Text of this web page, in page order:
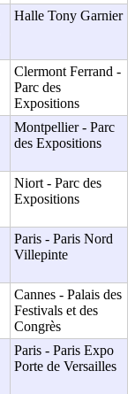
Halle Tony Garnier
Clermont Ferrand -
Parc des
Expositions
Montpellier - Parc
des Expositions
Niort - Parc des
Expositions
Paris - Paris Nord
Villepinte
Cannes - Palais des
Festivals et des
Congrès
Paris - Paris Expo
Porte de Versailles